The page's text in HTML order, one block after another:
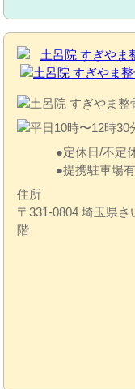
定休日/不定
提携駐車場有
住所
〒331-0804 埼玉県
階